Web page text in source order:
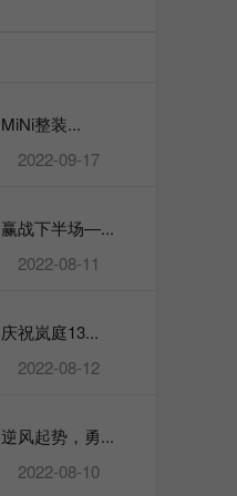
MiNi整装...
2022-09-17
赢战下半场—...
2022-08-11
庆祝岚庭13...
2022-08-12
逆风起势，勇...
2022-08-10